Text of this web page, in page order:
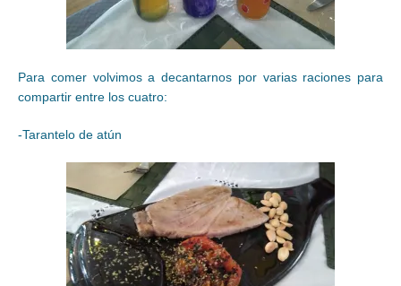
Para comer volvimos a decantarnos por varias raciones para
compartir entre los cuatro:
-Tarantelo de atún